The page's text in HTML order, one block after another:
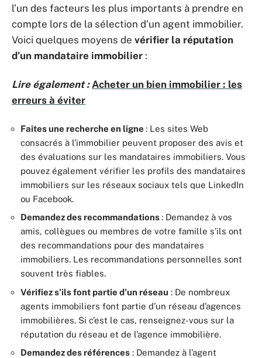
l’un des facteurs les plus importants à prendre en
compte lors de la sélection d’un agent immobilier.
Voici quelques moyens de vérifier la réputation
d’un mandataire immobilier :
Lire également : Acheter un bien immobilier : les
erreurs à éviter
Faites une recherche en ligne : Les sites Web
consacrés à l’immobilier peuvent proposer des avis et
des évaluations sur les mandataires immobiliers. Vous
pouvez également vérifier les profils des mandataires
immobiliers sur les réseaux sociaux tels que LinkedIn
ou Facebook.
Demandez des recommandations: Demandez à vos
amis, collègues ou membres de votre famille s’ils ont
des recommandations pour des mandataires
immobiliers. Les recommandations personnelles sont
souvent très fiables.
Vérifiez s’ils font partie d’un réseau : De nombreux
agents immobiliers font partie d’un réseau d’agences
immobilières. Si c’est le cas, renseignez-vous sur la
réputation du réseau et de l’agence immobilière.
Demandez des références : Demandez à l’agent